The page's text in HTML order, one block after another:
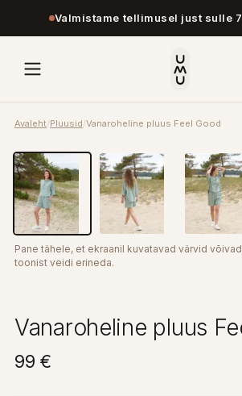
Valmistame tellimusel just sulle
Avaleht/Pluusid/Vanaroheline pluus Feel Good
Pane tähele, et ekraanil kuvatavad värvid
toonist veidi erineda.
Vanaroheline pluus
99 €